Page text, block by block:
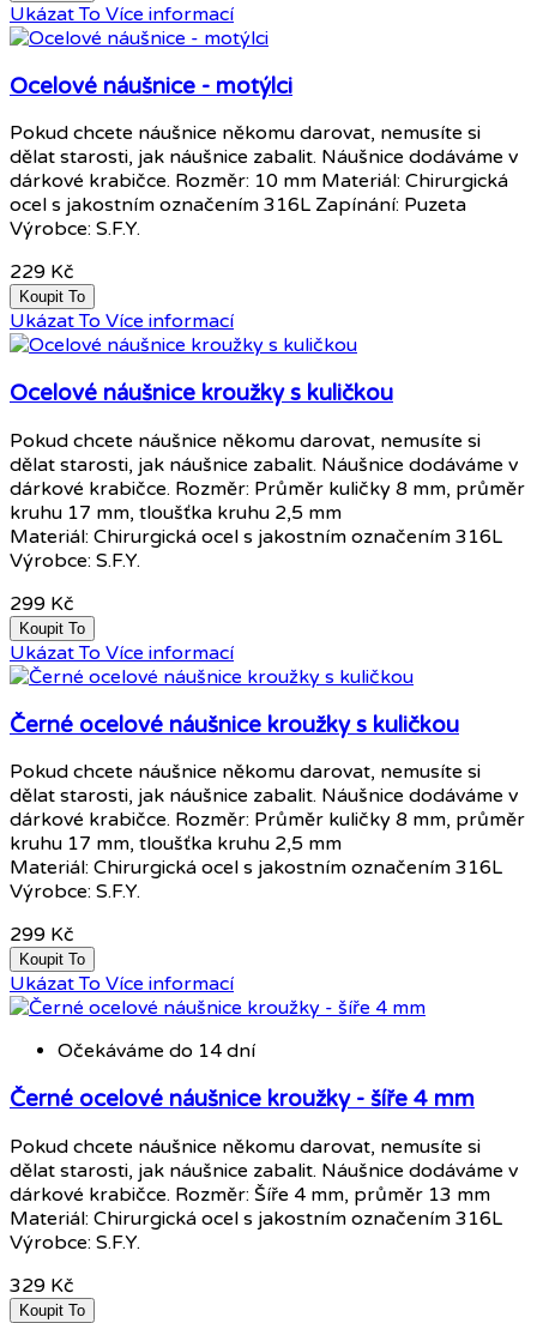
Ukázat To Více informací
Ocelové náušnice - motýlci
Pokud chcete náušnice někomu darovat, nemusíte si
dělat starosti, jak náušnice zabalit. Náušnice dodáváme v
dárkové krabičce. Rozměr: 10 mm Materiál: Chirurgická
ocel s jakostním označením 316L Zapínání: Puzeta
Výrobce: S.F.Y.
229 Kč
Koupit To
Ukázat To Více informací
Ocelové náušnice kroužky s kuličkou
Pokud chcete náušnice někomu darovat, nemusíte si
dělat starosti, jak náušnice zabalit. Náušnice dodáváme v
dárkové krabičce. Rozměr: Průměr kuličky 8 mm, průměr
kruhu 17 mm, tloušťka kruhu 2,5 mm
Materiál: Chirurgická ocel s jakostním označením 316L
Výrobce: S.F.Y.
299 Kč
Koupit To
Ukázat To Více informací
Černé ocelové náušnice kroužky s kuličkou
Pokud chcete náušnice někomu darovat, nemusíte si
dělat starosti, jak náušnice zabalit. Náušnice dodáváme v
dárkové krabičce. Rozměr: Průměr kuličky 8 mm, průměr
kruhu 17 mm, tloušťka kruhu 2,5 mm
Materiál: Chirurgická ocel s jakostním označením 316L
Výrobce: S.F.Y.
299 Kč
Koupit To
Ukázat To Více informací
Očekáváme do 14 dní
Černé ocelové náušnice kroužky - šíře 4 mm
Pokud chcete náušnice někomu darovat, nemusíte si
dělat starosti, jak náušnice zabalit. Náušnice dodáváme v
dárkové krabičce. Rozměr: Šíře 4 mm, průměr 13 mm
Materiál: Chirurgická ocel s jakostním označením 316L
Výrobce: S.F.Y.
329 Kč
Koupit To